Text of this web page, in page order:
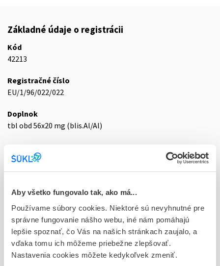
Aby všetko fungovalo tak, ako má...
Používame súbory cookies. Niektoré sú nevyhnutné pre
správne fungovanie nášho webu, iné nám pomáhajú
lepšie spoznať, čo Vás na našich stránkach zaujalo, a
vďaka tomu ich môžeme priebežne zlepšovať.
Nastavenia cookies môžete kedykoľvek zmeniť.
Základné údaje o registrácii
Kód
42213
Registračné číslo
EU/1/96/022/022
Doplnok
tbl obd 56x20 mg (blis.Al/Al)
E - EU registrácia
Európska
Držiteľ, krajina
CHEPLAPHARM Registration GmbH, Nemecko
Indikačná skupina
68 - ANTIPSYCHOTICA (NEUROLEPTICA)